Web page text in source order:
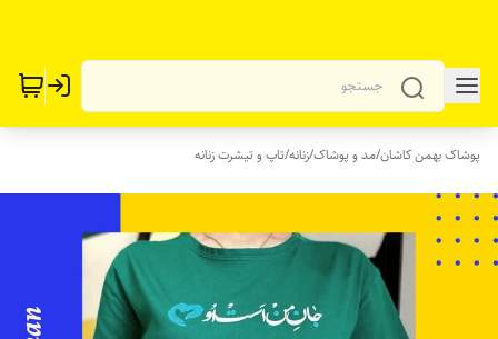
پوشاک بهمن کاشان/مد و پوشاک/زنانه/تاپ و تیشرت زنانه